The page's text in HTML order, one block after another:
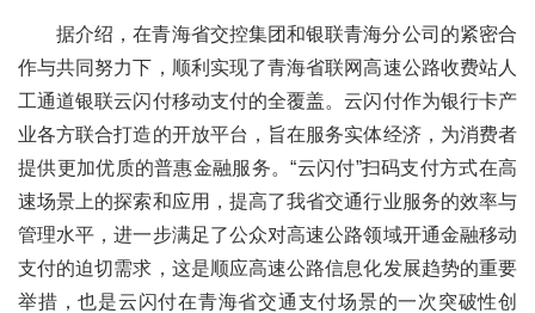
据介绍，在青海省交控集团和银联青海分公司的紧密合
作与共同努力下，顺利实现了青海省联网高速公路收费站人
工通道银联云闪付移动支付的全覆盖。云闪付作为银行卡产
业各方联合打造的开放平台，旨在服务实体经济，为消费者
提供更加优质的普惠金融服务。“云闪付”扫码支付方式在高
速场景上的探索和应用，提高了我省交通行业服务的效率与
管理水平，进一步满足了公众对高速公路领域开通金融移动
支付的迫切需求，这是顺应高速公路信息化发展趋势的重要
举措，也是云闪付在青海省交通支付场景的一次突破性创